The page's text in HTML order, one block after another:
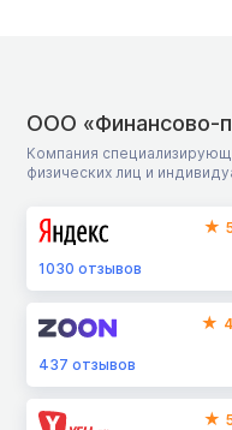
ООО «Финансово-
Компания
физических лиц и
1030 отзывов
437 отзывов